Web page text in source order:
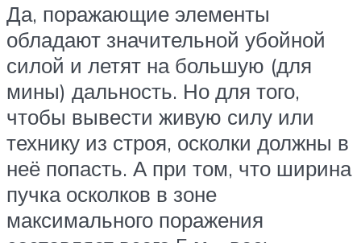
Да, поражающие элементы
обладают значительной убойной
силой и летят на большую (для
мины) дальность. Но для того,
чтобы вывести живую силу или
технику из строя, осколки должны в
неё попасть. А при том, что ширина
пучка осколков в зоне
максимального поражения